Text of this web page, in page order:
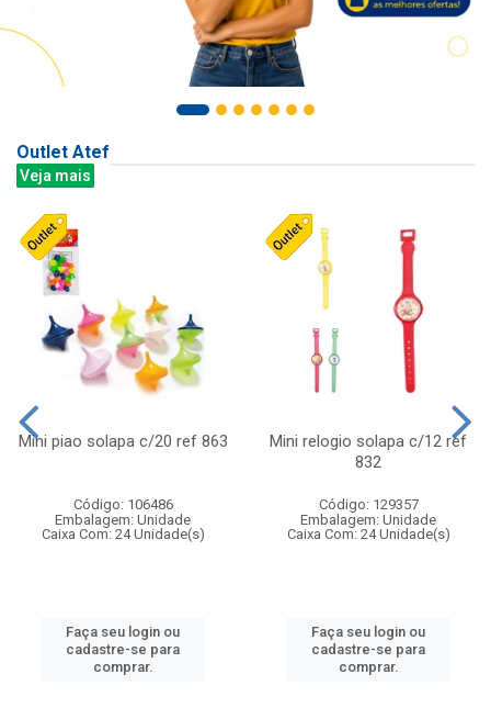
Outlet Atef
Veja mais
Mini piao solapa c/20 ref 863
Código: 106486
Embalagem: Unidade
Caixa Com: 24 Unidade(s)
Faça seu login ou
cadastre-se para
comprar.
Mini relogio solapa c/12 ref
832
Código: 129357
Embalagem: Unidade
Caixa Com: 24 Unidade(s)
Faça seu login ou
cadastre-se para
comprar.